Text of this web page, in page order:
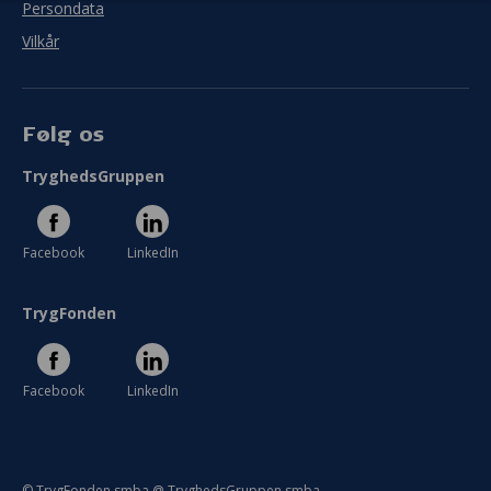
Se hele evaluering
Persondata
Vilkår
Følg os
TryghedsGruppen
Facebook LinkedIn
TrygFonden
Facebook LinkedIn